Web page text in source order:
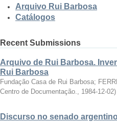
Arquivo Rui Barbosa
Catálogos
Recent Submissions
Arquivo de Rui Barbosa.
Rui Barbosa
Fundação Casa de Rui Barbosa;
Centro de Documentação., 1984-12-02)
Discurso no senado argentino